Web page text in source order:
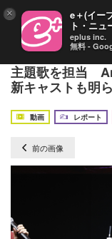
NiziUがアニメ
主題歌を担当
新キャストも明
動画
レポート
前の画像
× e＋(イー
ト・ニュ
eplus inc.
無料 -